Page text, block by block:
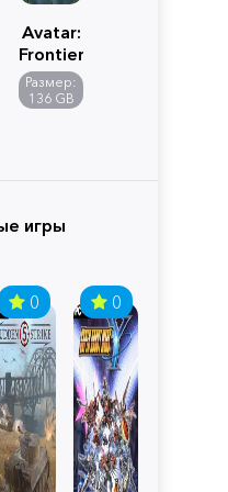
Avatar:
Frontiers
of
Pandora
Размер:
136 GB
игры
0 0